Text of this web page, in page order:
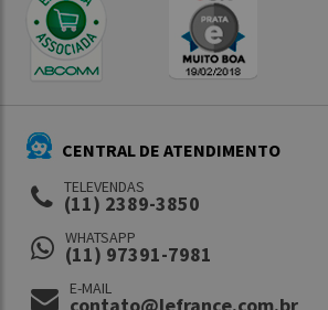
CENTRAL DE ATENDIMENTO
TELEVENDAS
(11) 2389-3850
WHATSAPP
(11) 97391-7981
E-MAIL